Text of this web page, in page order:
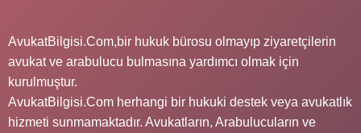
AvukatBilgisi.Com,bir hukuk bürosu olmayıp ziyaretçilerin
avukat ve arabulucu bulmasına yardımcı olmak için
kurulmuştur.
AvukatBilgisi.Com herhangi bir hukuki destek veya avukatlık
hizmeti sunmamaktadır. Avukatların, Arabulucuların ve